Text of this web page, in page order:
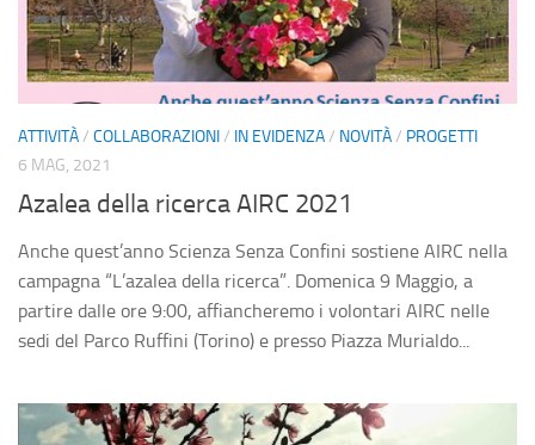
ATTIVITÀ/ COLLABORAZIONI/ IN EVIDENZA/ NOVITÀ/ PROGETTI
6 MAG, 2021
Azalea della ricerca AIRC 2021
Anche quest’anno Scienza Senza Confini sostiene AIRC nella
campagna “L’azalea della ricerca”. Domenica 9 Maggio, a
partire dalle ore 9:00, affiancheremo i volontari AIRC nelle
sedi del Parco Ruffini (Torino) e presso Piazza Murialdo...